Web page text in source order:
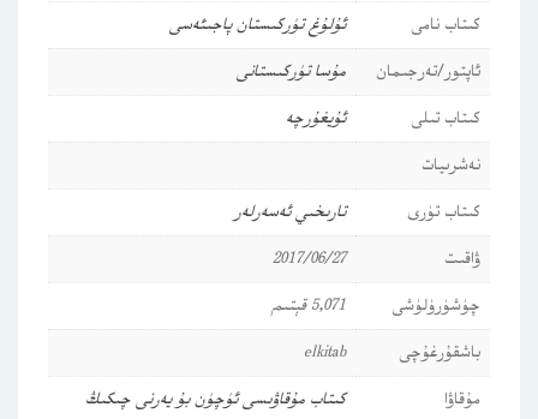
كىتاب نامى
ئۇلۇغ تۈركىستان پاجىئەسى
ئاپتور/تەرجىمان
مۇسا تۈركىستانى
كىتاب تىلى
ئۇيغۇرچە
نەشرىيات
كىتاب تۈرى
تارىخىي ئەسەرلەر
ۋاقىت
2017/06/27
چۈشۈرۈلۈشى
5,071 قېتىم
باشقۇرغۇچى
elkitab
مۇقاۋا
كىتاب مۇقاۋىسى ئۈچۈن بۇ يەرنى چىكىڭ